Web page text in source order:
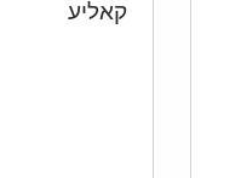
קאליע